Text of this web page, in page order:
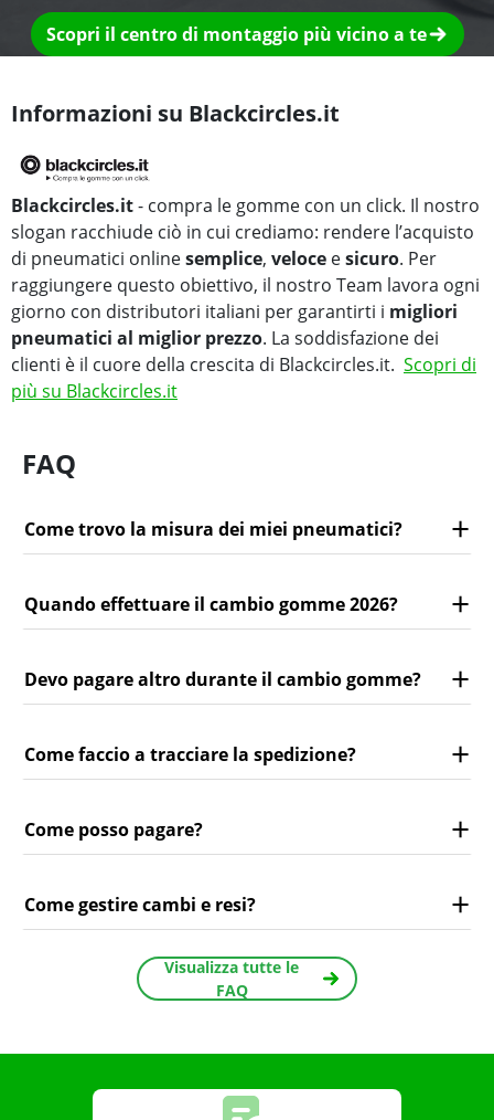
Scopri il centro di montaggio più vicino a te
Informazioni su Blackcircles.it
Blackcircles.it- compra le gomme con un click. Il nostro
slogan racchiude ciò in cui crediamo: rendere l’acquisto
di pneumatici onlinesemplice, veloce esicuro. Per
raggiungere questo obiettivo, il nostro Team lavora ogni
giorno con distributori italiani per garantirti i migliori
pneumatici al miglior prezzo. La soddisfazione dei
clienti è il cuore della crescita di Blackcircles.it. Scopri di
più su Blackcircles.it
FAQ
Come trovo la misura dei miei pneumatici?
Quando effettuare il cambio gomme 2026?
Devo pagare altro durante il cambio gomme?
Come faccio a tracciare la spedizione?
Come posso pagare?
Come gestire cambi e resi?
Visualizza tutte le
FAQ